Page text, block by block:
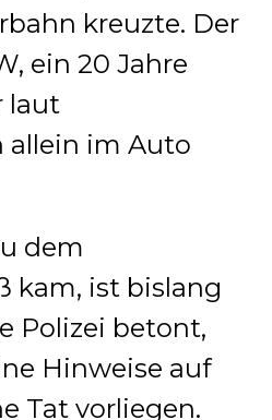
kreuzte. Der
ein 20 Jahre
laut
allein im Auto
dem
kam, ist bislang
Polizei betont,
Hinweise auf
Tat vorliegen.